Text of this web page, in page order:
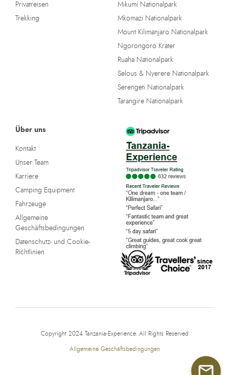
Privatreisen
Trekking
Mikumi Nationalpark
Mkomazi Nationalpark
Mount Kilimanjaro Nationalpark
Ngorongoro Krater
Ruaha Nationalpark
Selous & Nyerere Nationalpark
Serengeti Nationalpark
Tarangire Nationalpark
Über uns
Kontakt
Unser Team
Karriere
Camping Equipment
Fahrzeuge
Allgemeine
Geschäftsbedingungen
Datenschutz- und Cookie-
Richtlinien
Copyright 2024 Tanzania-Experience. All Rights Reserved
Allgemeine Geschäftsbedingungen